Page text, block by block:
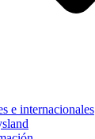
e internacionales